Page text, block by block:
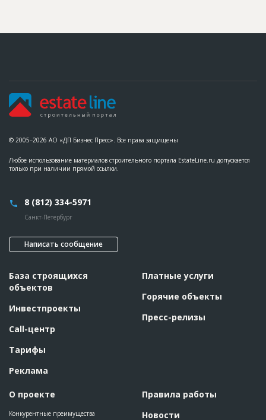
© 2005–2026 АО «ДП Бизнес Пресс». Все права защищены
Любое использование материалов строительного портала EstateLine.ru допускается
только при наличии прямой ссылки.
8 (812) 334-5971
Санкт-Петербург
Написать сообщение
База строящихся
объектов
Инвестпроекты
Call-центр
Тарифы
Реклама
О проекте
Конкурентные преимущества
Платные услуги
Горячие объекты
Пресс-релизы
Правила работы
Новости